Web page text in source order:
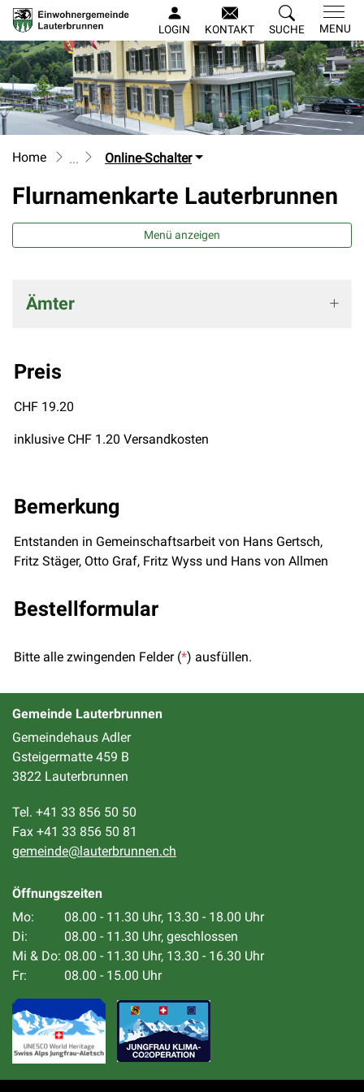
zur Startseite
Direkt zur Hauptnavigation
Direkt zum Inhalt
Direkt zur Suche
Direkt zum Stichwortverzeichnis
Lauterbrunnen
LOGIN KONTAKT SUCHE MENU
Home Online-Schalter
Flurnamenkarte Lauterbrunnen
Menü anzeigen
Zugehörige Objekte
Ämter
Preis
CHF 19.20
inklusive CHF 1.20 Versandkosten
Bemerkung
Entstanden in Gemeinschaftsarbeit von Hans Gertsch,
Fritz Stäger, Otto Graf, Fritz Wyss und Hans von Allmen
Bestellformular
Bitte alle zwingenden Felder (*) ausfüllen.
Gemeinde Lauterbrunnen
Gemeindehaus Adler
Gsteigermatte 459 B
3822 Lauterbrunnen
Tel. +41 33 856 50 50
Fax +41 33 856 50 81
gemeinde@lauterbrunnen.ch
Öffnungszeiten
Mo:
08.00 - 11.30 Uhr, 13.30 - 18.00 Uhr
Di:
08.00 - 11.30 Uhr, geschlossen
Mi & Do: 08.00 - 11.30 Uhr, 13.30 - 16.30 Uhr
Fr:
08.00 - 15.00 Uhr